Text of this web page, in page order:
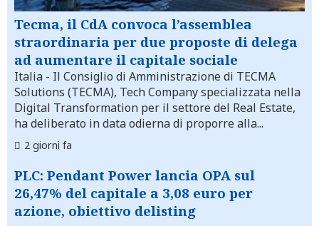
Tecma, il CdA convoca l’assemblea
straordinaria per due proposte di delega
ad aumentare il capitale sociale
Italia - Il Consiglio di Amministrazione di TECMA
Solutions (TECMA), Tech Company specializzata nella
Digital Transformation per il settore del Real Estate,
ha deliberato in data odierna di proporre alla...
2 giorni fa
PLC: Pendant Power lancia OPA sul
26,47% del capitale a 3,08 euro per
azione, obiettivo delisting